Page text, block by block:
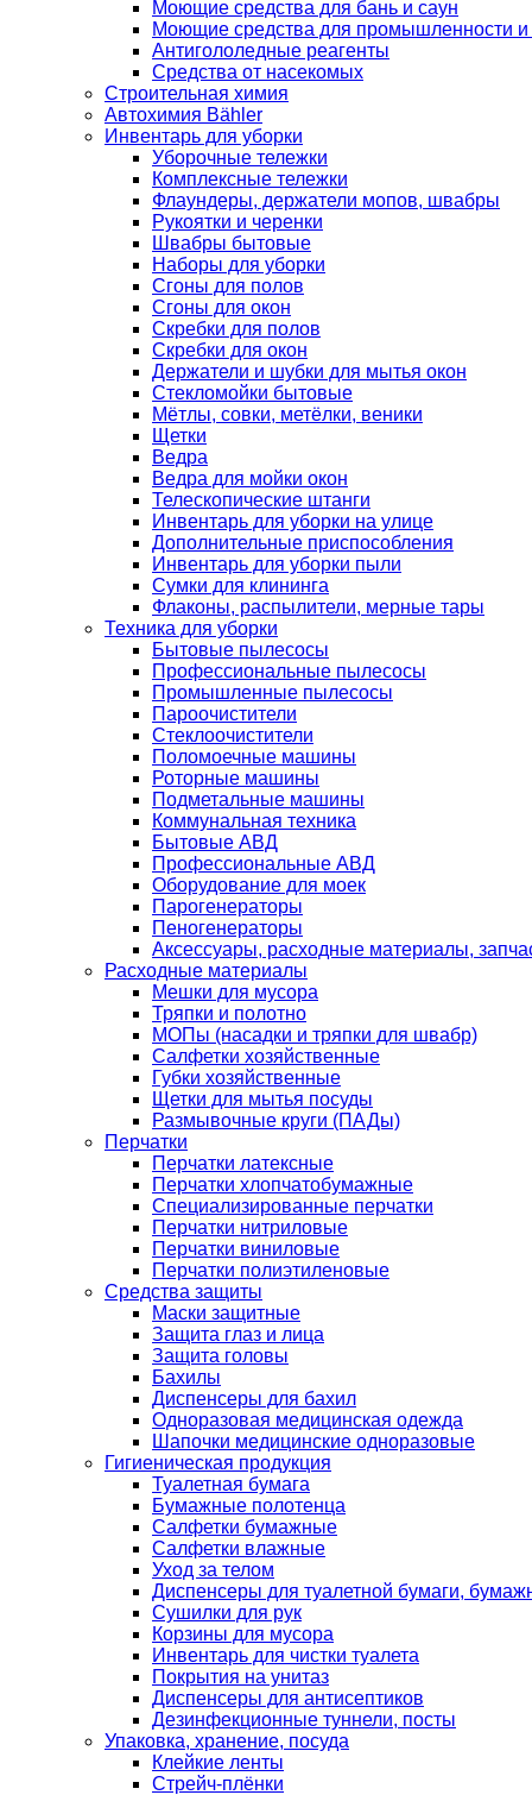
Моющие средства для бань и саун
Моющие средства для промышленности и
Антигололедные реагенты
Средства от насекомых
Строительная химия
Автохимия Bähler
Инвентарь для уборки
Уборочные тележки
Комплексные тележки
Флаундеры, держатели мопов, швабры
Рукоятки и черенки
Швабры бытовые
Наборы для уборки
Сгоны для полов
Сгоны для окон
Скребки для полов
Скребки для окон
Держатели и шубки для мытья окон
Стекломойки бытовые
Мётлы, совки, метёлки, веники
Щетки
Ведра
Ведра для мойки окон
Телескопические штанги
Инвентарь для уборки на улице
Дополнительные приспособления
Инвентарь для уборки пыли
Сумки для клининга
Флаконы, распылители, мерные тары
Техника для уборки
Бытовые пылесосы
Профессиональные пылесосы
Промышленные пылесосы
Пароочистители
Стеклоочистители
Поломоечные машины
Роторные машины
Подметальные машины
Коммунальная техника
Бытовые АВД
Профессиональные АВД
Оборудование для моек
Парогенераторы
Пеногенераторы
Аксессуары, расходные материалы,
Расходные материалы
Мешки для мусора
Тряпки и полотно
МОПы (насадки и тряпки для швабр)
Салфетки хозяйственные
Губки хозяйственные
Щетки для мытья посуды
Размывочные круги (ПАДы)
Перчатки
Перчатки латексные
Перчатки хлопчатобумажные
Специализированные перчатки
Перчатки нитриловые
Перчатки виниловые
Перчатки полиэтиленовые
Средства защиты
Маски защитные
Защита глаз и лица
Защита головы
Бахилы
Диспенсеры для бахил
Одноразовая медицинская одежда
Шапочки медицинские одноразовые
Гигиеническая продукция
Туалетная бумага
Бумажные полотенца
Салфетки бумажные
Салфетки влажные
Уход за телом
Диспенсеры для туалетной бумаги,
Сушилки для рук
Корзины для мусора
Инвентарь для чистки туалета
Покрытия на унитаз
Диспенсеры для антисептиков
Дезинфекционные туннели, посты
Упаковка, хранение, посуда
Клейкие ленты
Стрейч-плёнки